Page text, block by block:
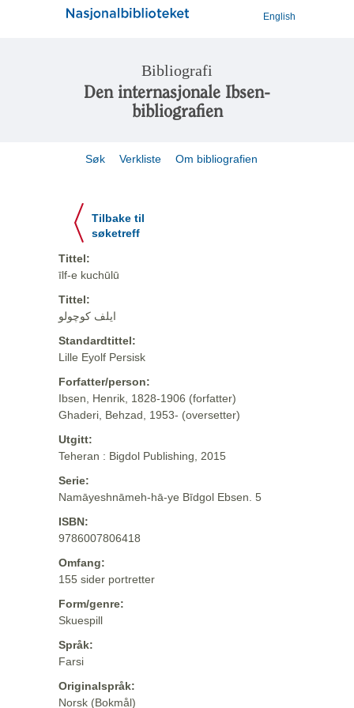
English
Bibliografi
Den internasjonale Ibsen-
bibliografien
Søk Verkliste Om bibliografien
Tilbake til
søketreff
Tittel:
īlf-e kuchūlū
Tittel:
ایلف کوچولو
Standardtittel:
Lille Eyolf Persisk
Forfatter/person:
Ibsen, Henrik, 1828-1906 (forfatter)
Ghaderi, Behzad, 1953- (oversetter)
Utgitt:
Teheran : Bigdol Publishing, 2015
Serie:
Namāyeshnāmeh-hā-ye Bīdgol Ebsen. 5
ISBN:
9786007806418
Omfang:
155 sider portretter
Form/genre:
Skuespill
Språk:
Farsi
Originalspråk:
Norsk (Bokmål)